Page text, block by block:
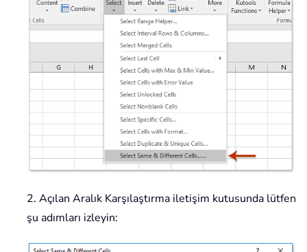
2. Açılan Aralık Karşılaştırma iletişim kutusunda lütfen
şu adımları izleyin: